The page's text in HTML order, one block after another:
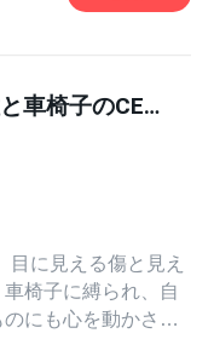
る。 ザック
であり、アメリカ
彼だったが、同じ
その恋人が自身の
スへ戻らねばなら
の家族を見つける
「無垢な若い女性と車椅子のCEO」
目に見える傷と見え
椅子に縛られ、自
にも心を動かされ